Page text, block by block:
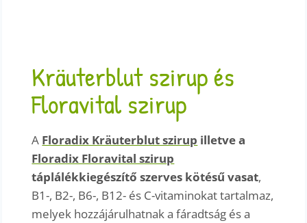
Kräuterblut szirup és
Floravital szirup
A Floradix Kräuterblut szirup illetve a
Floradix Floravital szirup
táplálékkiegészítő szerves kötésű vasat,
B1-, B2-, B6-, B12- és C-vitaminokat tartalmaz,
melyek hozzájárulhatnak a fáradtság és a